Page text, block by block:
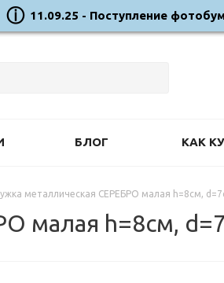
11.09.25 - Поступление
БЛОГ КАК
металлическая СЕРЕБРО малая h=8см,
малая h=8см,